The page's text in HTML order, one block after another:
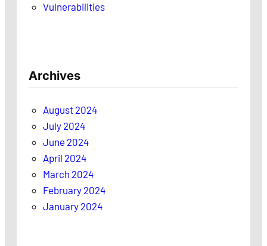
Vulnerabilities
Archives
August 2024
July 2024
June 2024
April 2024
March 2024
February 2024
January 2024